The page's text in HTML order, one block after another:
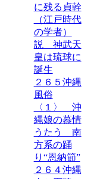
に残る貞幹
（江戸時代
の学者）
説 神武天
皇は琉球に
誕生
２６５沖縄
風俗
〈１〉 沖
縄娘の慕情
うたう 南
方系の踊
り“恩納節”
２６４沖縄